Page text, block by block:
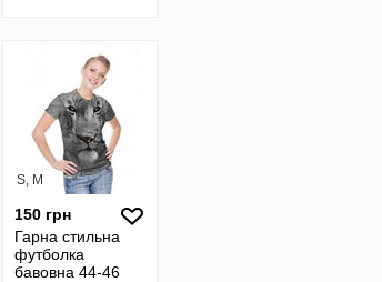
S, M
150 грн
Гарна стильна
футболка
бавовна 44-46